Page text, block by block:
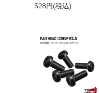
528円(税込)